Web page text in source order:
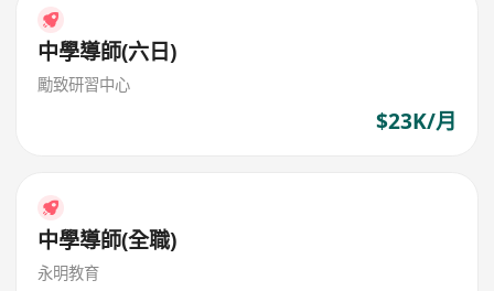
中學導師(六日)
勵致研習中心
$23K/月
中學導師(全職)
永明教育